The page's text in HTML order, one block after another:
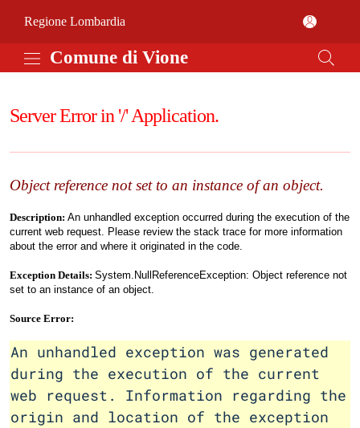
Comune di Vione
Regione Lombardia
Comune di Vione
Server Error in '/' Application.
Object reference not set to an instance of an object.
Description: An unhandled exception occurred during the execution of the
current web request. Please review the stack trace for more information
about the error and where it originated in the code.
Exception Details: System.NullReferenceException: Object reference not
set to an instance of an object.
Source Error:
An unhandled exception was generated
during the execution of the current
web request. Information regarding the
origin and location of the exception